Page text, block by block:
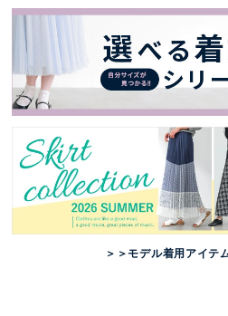
＞＞モデル着用アイテ